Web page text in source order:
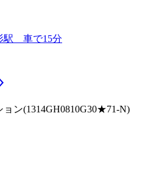
駅 車で15分
ン(1314GH0810G30★71-N)